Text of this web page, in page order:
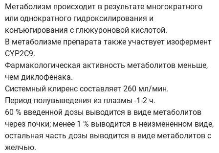
Метаболизм происходит в результате многократного
или однократного гидроксилирования и
конъюгирования с глюкуроновой кислотой.
В метаболизме препарата также участвует изофермент
CYP2C9.
Фармакологическая активность метаболитов меньше,
чем диклофенака.
Системный клиренс составляет 260 мл/мин.
Период полувыведения из плазмы -1-2 ч.
60 % введенной дозы выводится в виде метаболитов
через почки; менее 1 % выводится в неизмененном виде,
остальная часть дозы выводится в виде метаболитов с
желчью.